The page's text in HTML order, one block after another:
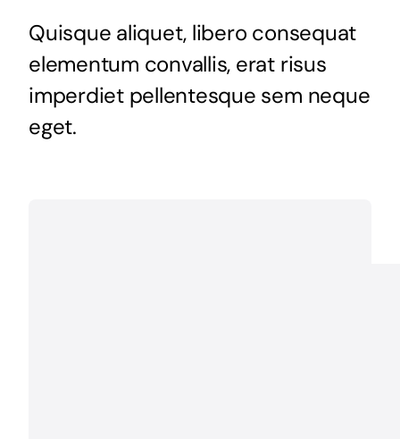
Blog
Quisque aliquet, libero consequat
elementum convallis, erat risus
imperdiet pellentesque sem neque
eget.